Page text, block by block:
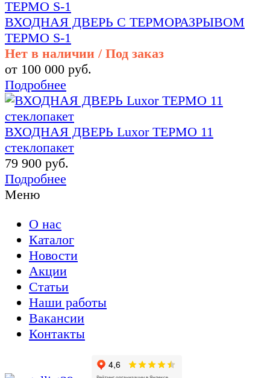
ВХОДНАЯ ДВЕРЬ С ТЕРМОРАЗРЫВОМ
ТЕРМО S-1
Нет в наличии / Под заказ
от 100 000 руб.
Подробнее
ВХОДНАЯ ДВЕРЬ Luxor ТЕРМО 11
стеклопакет
79 900 руб.
Подробнее
Меню
О нас
Каталог
Новости
Акции
Статьи
Наши работы
Вакансии
Контакты